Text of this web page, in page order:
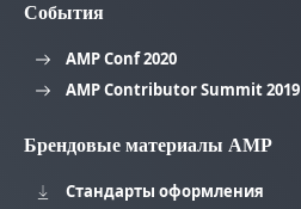
События
AMP Conf 2020
AMP Contributor Summit 2019
Брендовые материалы AMP
Стандарты оформления